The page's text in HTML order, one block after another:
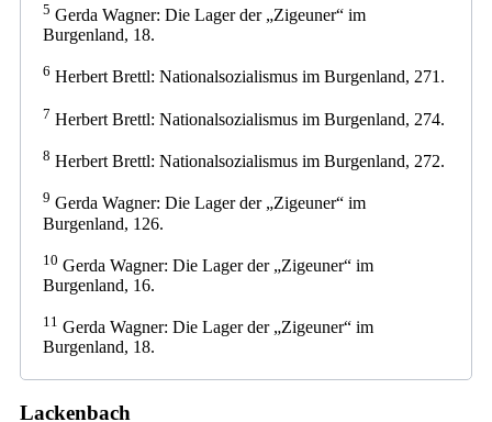
5 Gerda Wagner: Die Lager der „Zigeuner“ im
Burgenland, 18.
6 Herbert Brettl: Nationalsozialismus im Burgenland, 271.
7 Herbert Brettl: Nationalsozialismus im Burgenland, 274.
8 Herbert Brettl: Nationalsozialismus im Burgenland, 272.
9 Gerda Wagner: Die Lager der „Zigeuner“ im
Burgenland, 126.
10 Gerda Wagner: Die Lager der „Zigeuner“ im
Burgenland, 16.
11 Gerda Wagner: Die Lager der „Zigeuner“ im
Burgenland, 18.
Lackenbach